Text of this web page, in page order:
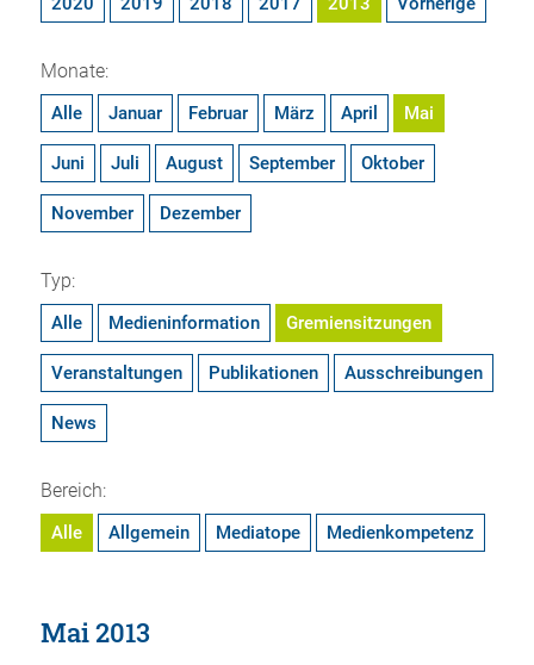
Monate:
Alle Januar Februar März April Mai
Juni Juli August September Oktober
November Dezember
Typ:
Alle Medieninformation Gremiensitzungen
Veranstaltungen Publikationen Ausschreibungen
News
Bereich:
Alle Allgemein Mediatope Medienkompetenz
Mai 2013